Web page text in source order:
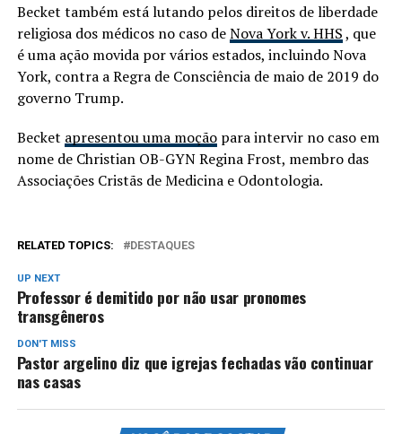
Becket também está lutando pelos direitos de liberdade
religiosa dos médicos no caso deNova York v. HHS, que
é uma ação movida por vários estados, incluindo Nova
York, contra a Regra de Consciência de maio de 2019 do
governo Trump.
Becket apresentou uma moçãopara intervir no caso em
nome de Christian OB-GYN Regina Frost, membro das
Associações Cristãs de Medicina e Odontologia.
RELATED TOPICS: DESTAQUES
UP NEXT
Professor é demitido por não usar pronomes
transgêneros
DON'T MISS
Pastor argelino diz que igrejas fechadas vão continuar
nas casas